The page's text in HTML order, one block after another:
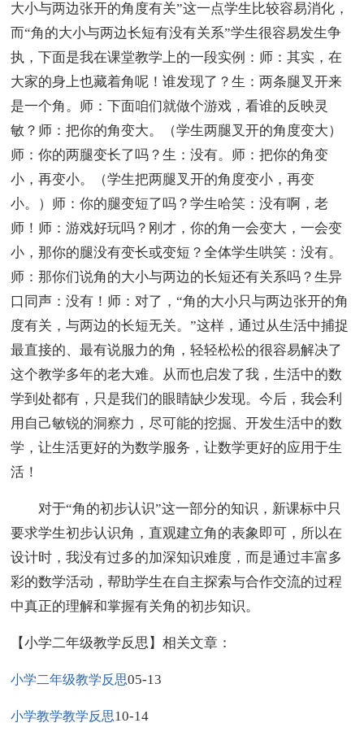
大小与两边张开的角度有关”这一点学生比较容易消化，
而“角的大小与两边长短有没有关系”学生很容易发生争
执，下面是我在课堂教学上的一段实例：师：其实，在
大家的身上也藏着角呢！谁发现了？生：两条腿叉开来
是一个角。师：下面咱们就做个游戏，看谁的反映灵
敏？师：把你的角变大。（学生两腿叉开的角度变大）
师：你的两腿变长了吗？生：没有。师：把你的角变
小，再变小。（学生把两腿叉开的角度变小，再变
小。）师：你的腿变短了吗？学生哈笑：没有啊，老
师！师：游戏好玩吗？刚才，你的角一会变大，一会变
小，那你的腿没有变长或变短？全体学生哄笑：没有。
师：那你们说角的大小与两边的长短还有关系吗？生异
口同声：没有！师：对了，“角的大小只与两边张开的角
度有关，与两边的长短无关。”这样，通过从生活中捕捉
最直接的、最有说服力的角，轻轻松松的很容易解决了
这个教学多年的老大难。从而也启发了我，生活中的数
学到处都有，只是我们的眼睛缺少发现。今后，我会利
用自己敏锐的洞察力，尽可能的挖掘、开发生活中的数
学，让生活更好的为数学服务，让数学更好的应用于生
活！
对于“角的初步认识”这一部分的知识，新课标中只
要求学生初步认识角，直观建立角的表象即可，所以在
设计时，我没有过多的加深知识难度，而是通过丰富多
彩的数学活动，帮助学生在自主探索与合作交流的过程
中真正的理解和掌握有关角的初步知识。
【小学二年级教学反思】相关文章：
小学二年级教学反思05-13
小学教学教学反思10-14